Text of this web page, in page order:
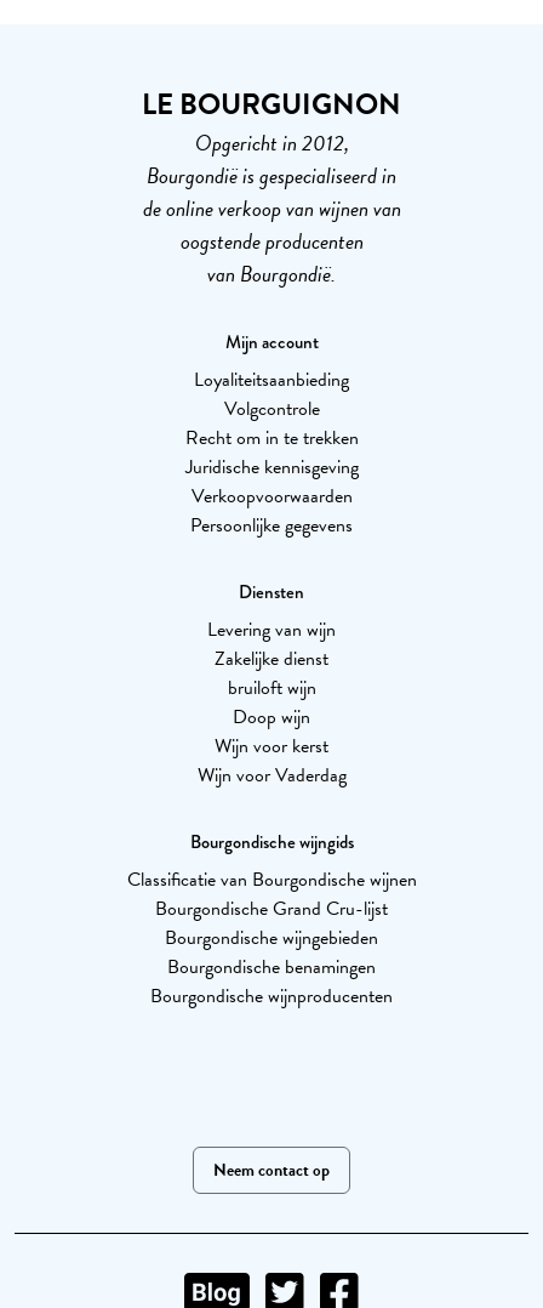
LE BOURGUIGNON
Opgericht in 2012,
Bourgondië is gespecialiseerd in
de online verkoop van wijnen van
oogstende producenten
van Bourgondië.
Mijn account
Loyaliteitsaanbieding
Volgcontrole
Recht om in te trekken
Juridische kennisgeving
Verkoopvoorwaarden
Persoonlijke gegevens
Diensten
Levering van wijn
Zakelijke dienst
bruiloft wijn
Doop wijn
Wijn voor kerst
Wijn voor Vaderdag
Bourgondische wijngids
Classificatie van Bourgondische wijnen
Bourgondische Grand Cru-lijst
Bourgondische wijngebieden
Bourgondische benamingen
Bourgondische wijnproducenten
Neem contact op